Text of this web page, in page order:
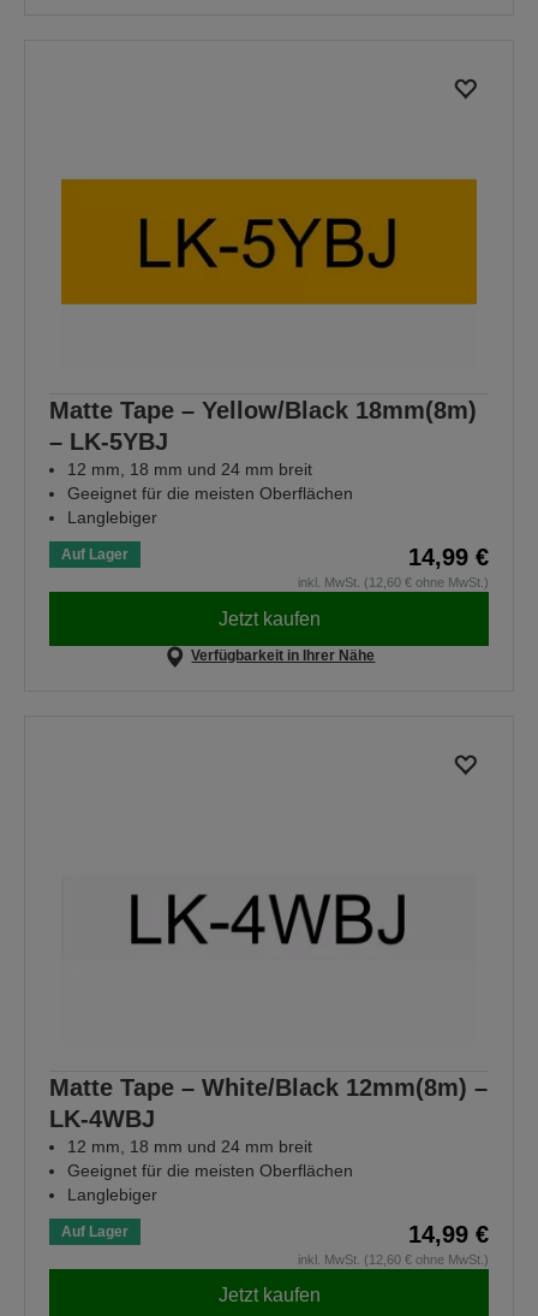
Matte Tape – Yellow/Black 18mm(8m)
– LK-5YBJ
12 mm, 18 mm und 24 mm breit
Geeignet für die meisten Oberflächen
Langlebiger
Auf Lager 14,99 €
inkl. MwSt. (12,60 € ohne MwSt.)
Jetzt kaufen
Verfügbarkeit in Ihrer Nähe
Matte Tape – White/Black 12mm(8m) –
LK-4WBJ
12 mm, 18 mm und 24 mm breit
Geeignet für die meisten Oberflächen
Langlebiger
Auf Lager 14,99 €
inkl. MwSt. (12,60 € ohne MwSt.)
Jetzt kaufen